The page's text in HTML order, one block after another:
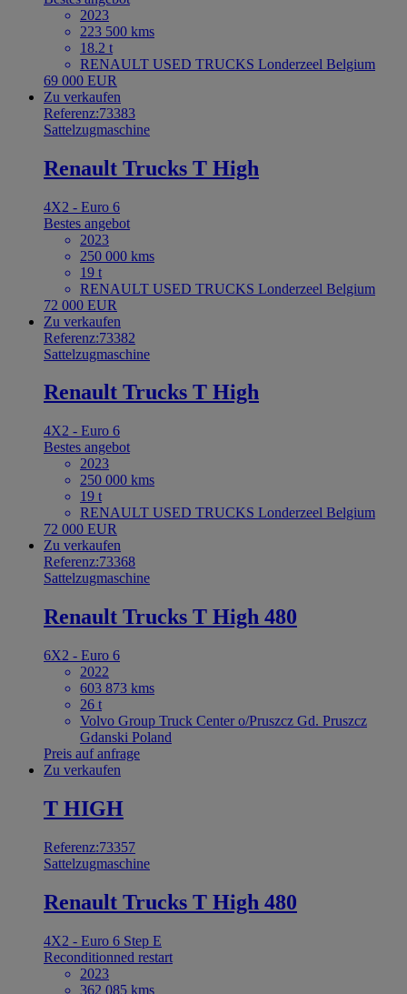
2023
223 500 kms
18.2 t
RENAULT USED TRUCKS Londerzeel Belgium
69 000 EUR
Zu verkaufen
Referenz:73383
Sattelzugmaschine
Renault Trucks T High
4X2 - Euro 6
Bestes angebot
2023
250 000 kms
19 t
RENAULT USED TRUCKS Londerzeel Belgium
72 000 EUR
Zu verkaufen
Referenz:73382
Sattelzugmaschine
Renault Trucks T High
4X2 - Euro 6
Bestes angebot
2023
250 000 kms
19 t
RENAULT USED TRUCKS Londerzeel Belgium
72 000 EUR
Zu verkaufen
Referenz:73368
Sattelzugmaschine
Renault Trucks T High 480
6X2 - Euro 6
2022
603 873 kms
26 t
Volvo Group Truck Center o/Pruszcz Gd. Pruszcz
Gdanski Poland
Preis auf anfrage
Zu verkaufen
T HIGH
Referenz:73357
Sattelzugmaschine
Renault Trucks T High 480
4X2 - Euro 6 Step E
Reconditionned restart
2023
362 085 kms